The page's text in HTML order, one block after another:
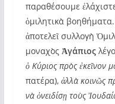
παραθέσουμε
ὁμιλητικὰ
ἀποτελεῖ συλλογὴ
μοναχὸς Ἀγάπιος
ὁ Κύριος πρὸς ἐκεῖνον
πατέρα), ἀλλὰ κοινῶς
νὰ ὀνειδίσῃ τοὺς